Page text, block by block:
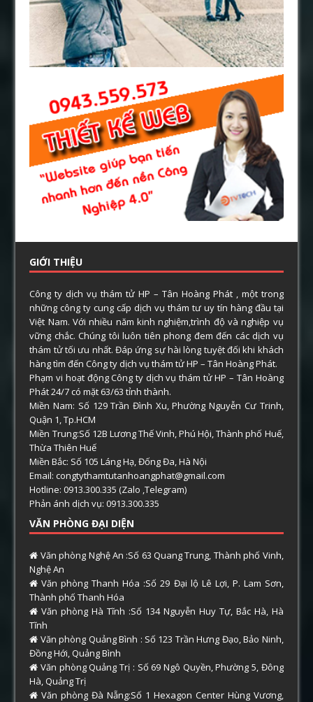
GIỚI THIỆU
Công ty dịch vụ thám tử HP – Tân Hoàng Phát , một trong
những công ty cung cấp dịch vụ thám tư uy tín hàng đầu tại
Việt Nam. Với nhiều năm kinh nghiệm,trình độ và nghiệp vụ
vững chắc. Chúng tôi luôn tiên phong đem đến các dịch vụ
thám tử tối ưu nhất. Đáp ứng sự hài lòng tuyệt đối khi khách
hàng tìm đến Công ty dịch vụ thám tử HP – Tân Hoàng Phát.
Phạm vi hoạt động Công ty dịch vụ thám tử HP – Tân Hoàng
Phát 24/7 có mặt 63/63 tỉnh thành.
Miền Nam: Số 129 Trần Đình Xu, Phường Nguyễn Cư Trinh,
Quận 1, Tp.HCM
Miền Trung:Số 12B Lương Thế Vinh, Phú Hội, Thành phố Huế,
Thừa Thiên Huế
Miền Bắc: Số 105 Láng Hạ, Đống Đa, Hà Nội
Email: congtythamtutanhoangphat@gmail.com
Hotline: 0913.300.335 (Zalo ,Telegram)
Phản ánh dịch vụ: 0913.300.335
VĂN PHÒNG ĐẠI DIỆN
Văn phòng Nghệ An :Số 63 Quang Trung, Thành phố Vinh,
Nghệ An
Văn phòng Thanh Hóa :Số 29 Đại lộ Lê Lợi, P. Lam Sơn,
Thành phố Thanh Hóa
Văn phòng Hà Tĩnh :Số 134 Nguyễn Huy Tự, Bắc Hà, Hà
Tĩnh
Văn phòng Quảng Bình : Số 123 Trần Hưng Đạo, Bảo Ninh,
Đồng Hới, Quảng Bình
Văn phòng Quảng Trị : Số 69 Ngô Quyền, Phường 5, Đông
Hà, Quảng Trị
Văn phòng Đà Nẵng:Số 1 Hexagon Center Hùng Vương,